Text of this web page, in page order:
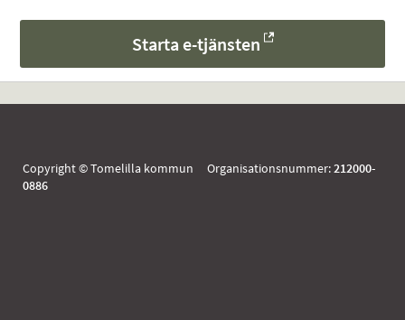
Starta e-tjänsten
Copyright © Tomelilla kommun Organisationsnummer:212000-
0886